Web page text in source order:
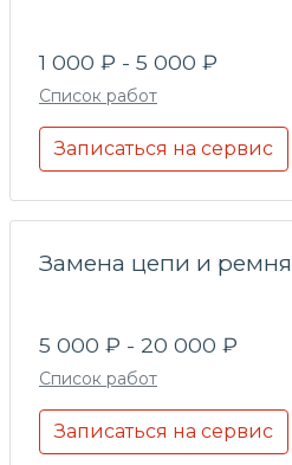
1 000 ₽ - 5 000 ₽
Список работ
Записаться на сервис
Замена цепи и
5 000 ₽ - 20 000 ₽
Список работ
Записаться на сервис